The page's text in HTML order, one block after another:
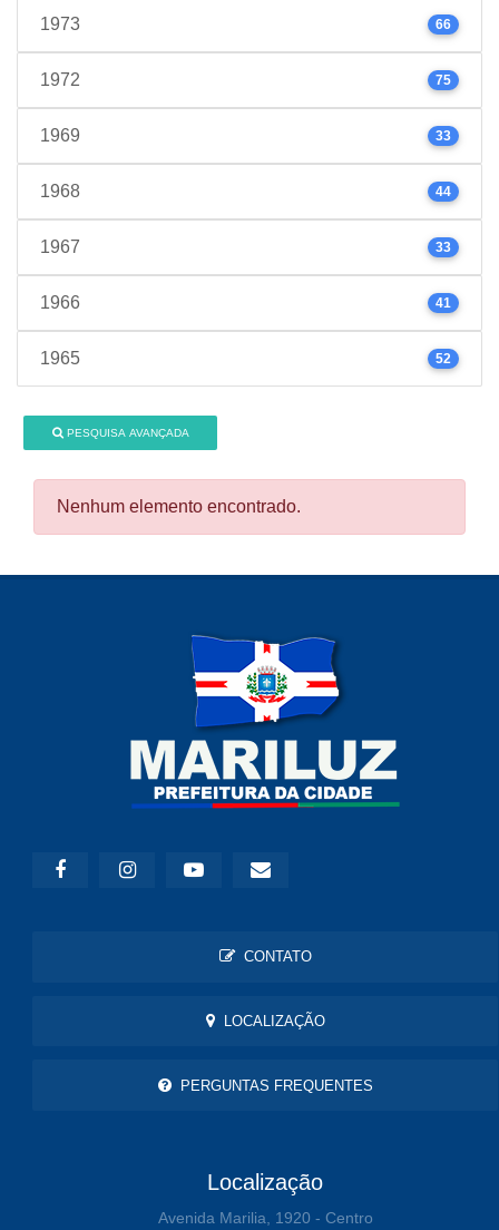
1973 66
1972 75
1969 33
1968 44
1967 33
1966 41
1965 52
PESQUISA AVANÇADA
Nenhum elemento encontrado.
CONTATO
LOCALIZAÇÃO
PERGUNTAS FREQUENTES
Localização
Avenida Marilia, 1920 - Centro